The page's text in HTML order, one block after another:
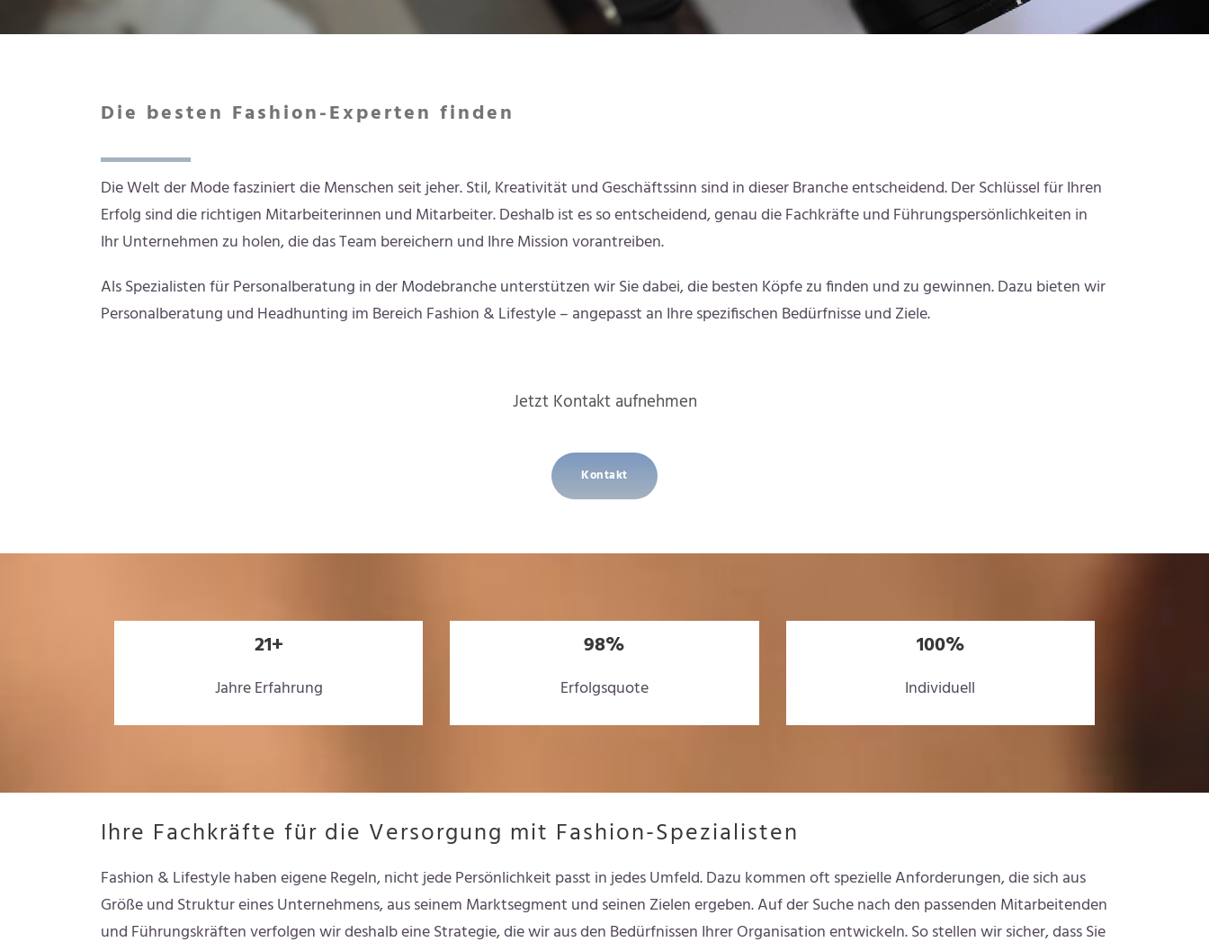
Die besten Fashion-Experten finden
Die Welt der Mode fasziniert die Menschen seit jeher. Stil, Kreativität und Geschäftssinn sind in dieser Branche entscheidend. Der Schlüssel für Ihren
Erfolg sind die richtigen Mitarbeiterinnen und Mitarbeiter. Deshalb ist es so entscheidend, genau die Fachkräfte und Führungspersönlichkeiten in
Ihr Unternehmen zu holen, die das Team bereichern und Ihre Mission vorantreiben.
Als Spezialisten für Personalberatung in der Modebranche unterstützen wir Sie dabei, die besten Köpfe zu finden und zu gewinnen. Dazu bieten wir
Personalberatung und Headhunting im Bereich Fashion & Lifestyle – angepasst an Ihre spezifischen Bedürfnisse und Ziele.
Jetzt Kontakt aufnehmen
Kontakt
21+
Jahre Erfahrung
98%
Erfolgsquote
100%
Individuell
Ihre Fachkräfte für die Versorgung mit Fashion-Spezialisten
Fashion & Lifestyle haben eigene Regeln, nicht jede Persönlichkeit passt in jedes Umfeld. Dazu kommen oft spezielle Anforderungen, die sich aus
Größe und Struktur eines Unternehmens, aus seinem Marktsegment und seinen Zielen ergeben. Auf der Suche nach den passenden Mitarbeitenden
und Führungskräften verfolgen wir deshalb eine Strategie, die wir aus den Bedürfnissen Ihrer Organisation entwickeln. So stellen wir sicher, dass Sie